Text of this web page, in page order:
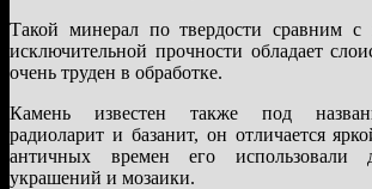
Такой минерал по твердости сравним
исключительной прочности обладает
очень труден в обработке.
Камень известен также под
радиоларит и базанит, он отличается
античных времен его использовали
украшений и мозаики.